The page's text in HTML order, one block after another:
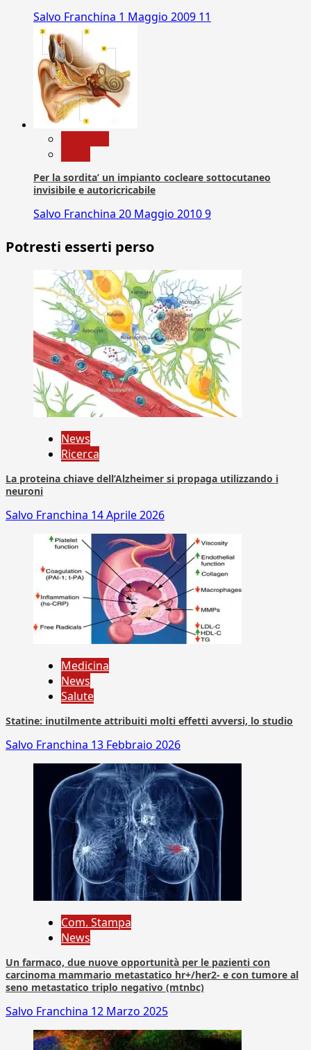
Salvo Franchina 1 Maggio 2009 11
Per la sordita’ un impianto cocleare sottocutaneo
invisibile e autoricricabile
Salvo Franchina 20 Maggio 20109
Potresti esserti perso
News
Ricerca
La proteina chiave dell’Alzheimer si propaga utilizzando i
neuroni
Salvo Franchina 14 Aprile 2026
Medicina
News
Salute
Statine: inutilmente attribuiti molti effetti avversi, lo studio
Salvo Franchina 13 Febbraio 2026
Com. Stampa
News
Un farmaco, due nuove opportunità per le pazienti con
carcinoma mammario metastatico hr+/her2- e con tumore al
seno metastatico triplo negativo (mtnbc)
Salvo Franchina 12 Marzo 2025